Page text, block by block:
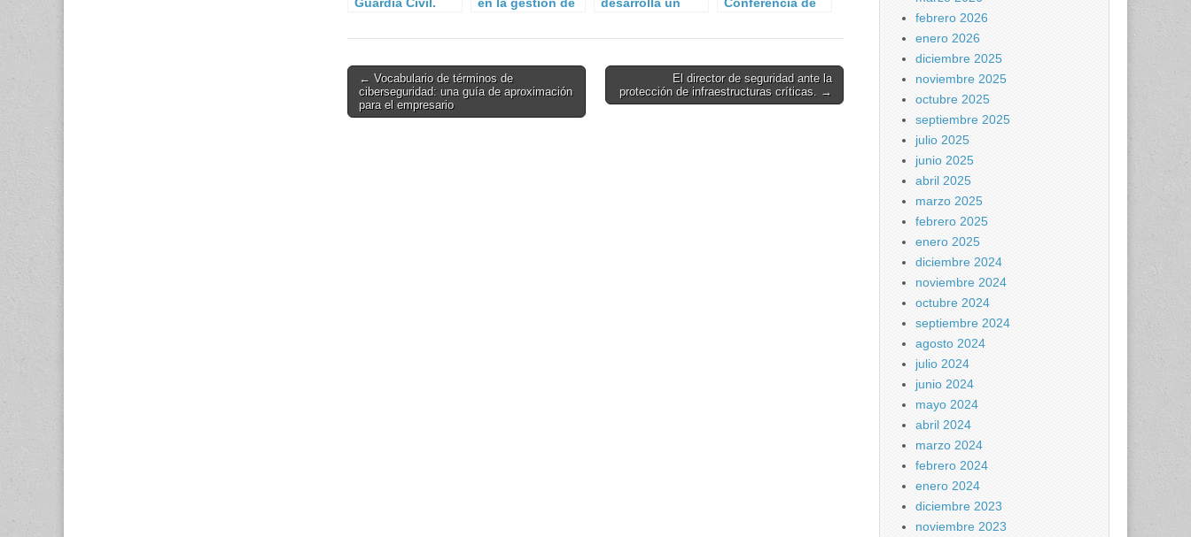
Guardia Civil.
en la gestión de
crisis.
desarrolla un
neutralizar
servicio del
terrorismo, el
crimen y el
Conferencia de
Operativos de
Marítima
Post
navigation
← Vocabulario de términos de
ciberseguridad: una guía de aproximación
para el empresario
El director de seguridad ante la
protección de infraestructuras críticas. →
febrero 2026
enero 2026
diciembre 2025
noviembre 2025
octubre 2025
septiembre 2025
julio 2025
junio 2025
abril 2025
marzo 2025
febrero 2025
enero 2025
diciembre 2024
noviembre 2024
octubre 2024
septiembre 2024
agosto 2024
julio 2024
junio 2024
mayo 2024
abril 2024
marzo 2024
febrero 2024
enero 2024
diciembre 2023
noviembre 2023